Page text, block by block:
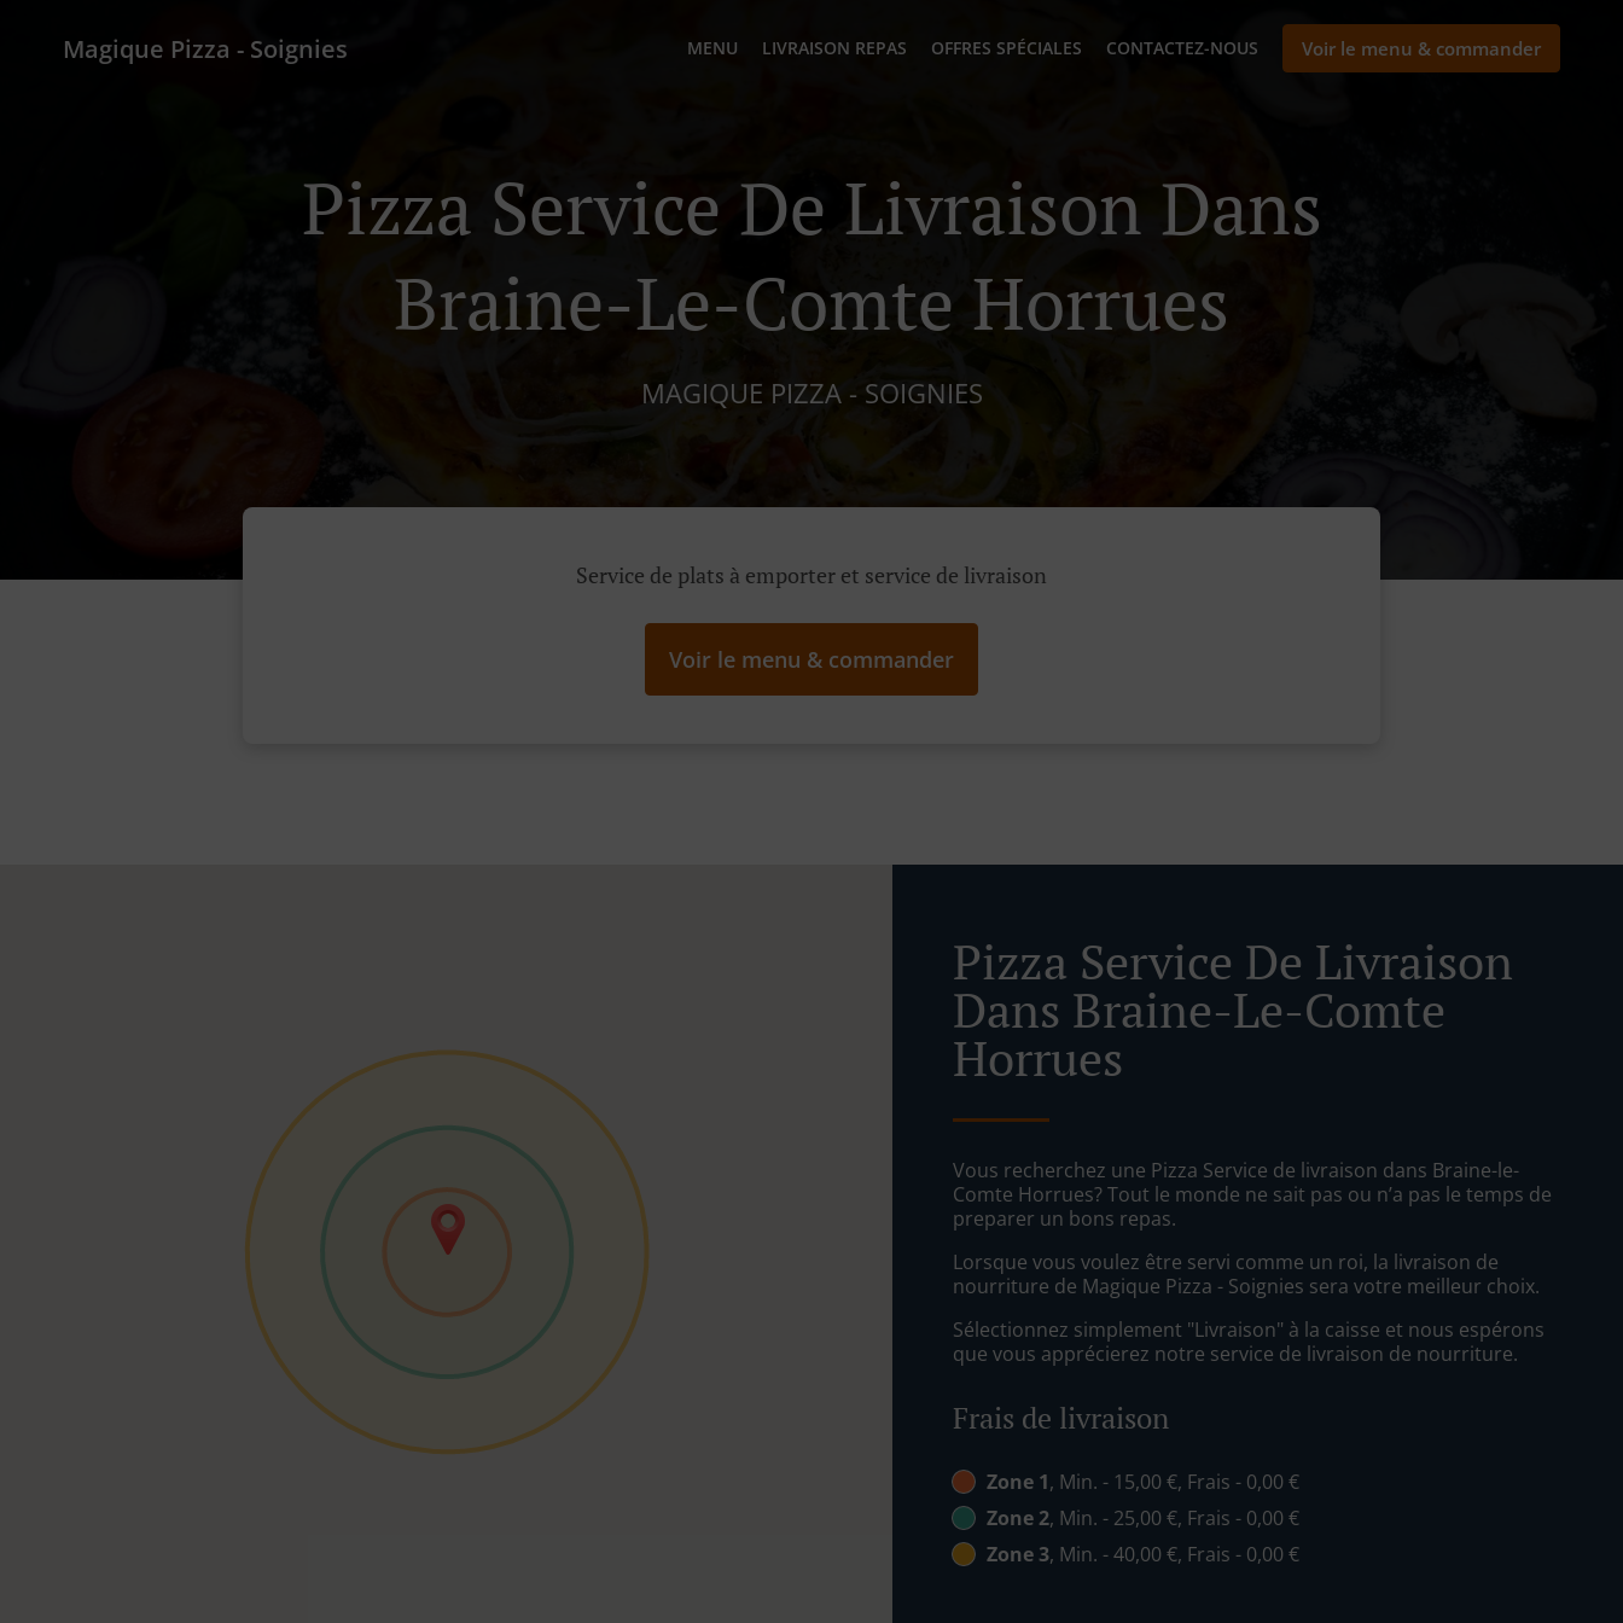
Magique Pizza - Soignies MENU LIVRAISON REPAS OFFRES SPÉCIALES CONTACTEZ-NOUS Voir le menu & commander
Pizza Service De Livraison Dans
Braine-Le-Comte Horrues
MAGIQUE PIZZA - SOIGNIES
Service de plats à emporter et service de livraison
Voir le menu & commander
Pizza Service De Livraison
Dans Braine-Le-Comte
Horrues
Vous recherchez une Pizza Service de livraison dans Braine-le-
Comte Horrues? Tout le monde ne sait pas ou n’a pas le temps de
preparer un bons repas.
Lorsque vous voulez être servi comme un roi, la livraison de
nourriture de Magique Pizza - Soignies sera votre meilleur choix.
Sélectionnez simplement "Livraison" à la caisse et nous espérons
que vous apprécierez notre service de livraison de nourriture.
Frais de livraison
Zone 1, Min. - 15,00 €, Frais - 0,00 €
Zone 2, Min. - 25,00 €, Frais - 0,00 €
Zone 3, Min. - 40,00 €, Frais - 0,00 €